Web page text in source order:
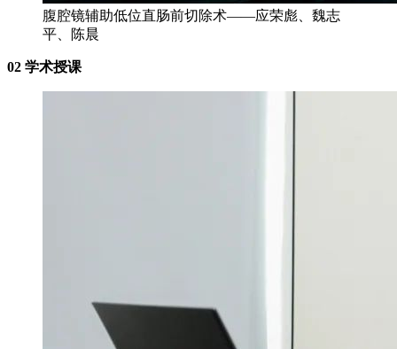
腹腔镜辅助低位直肠前切除术——应荣彪、魏志
平、陈晨
02 学术授课